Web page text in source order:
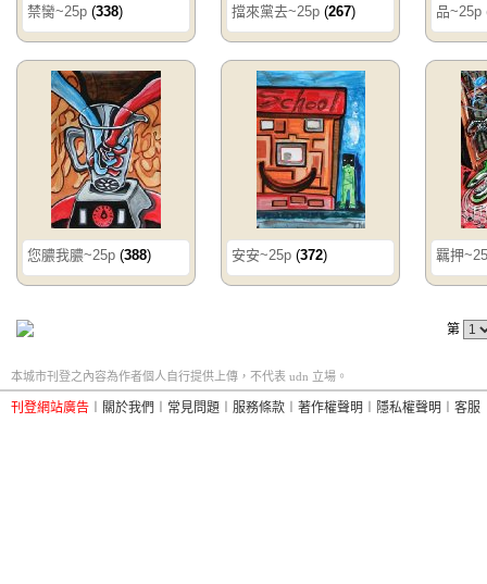
禁臠~25p (338) 擋來黨去~25p (267) 品~25p
您膿我膿~25p (388) 安安~25p (372) 羈押
第
本城市刊登之內容為作者個人自行提供上傳，不代表 udn 立場。
刊登網站廣告 關於我們 常見問題 服務條款 著作權聲明 隱私權聲明 客服